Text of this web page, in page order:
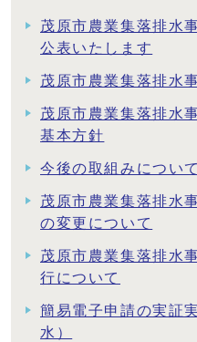
茂原市農業集落排水
公表いたします
茂原市農業集落排水
茂原市農業集落排水
基本方針
今後の取組みについて
茂原市農業集落排水
の変更について
茂原市農業集落排水
行について
簡易電子申請の実証
水）